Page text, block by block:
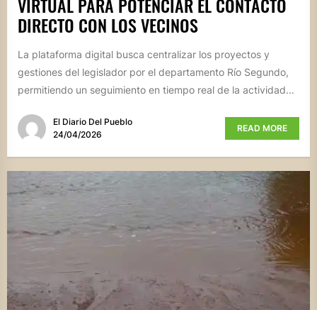
DIRECTO CON LOS VECINOS
La plataforma digital busca centralizar los proyectos y
gestiones del legislador por el departamento Río Segundo,
permitiendo un seguimiento en tiempo real de la actividad...
El Diario Del Pueblo
24/04/2026
READ MORE